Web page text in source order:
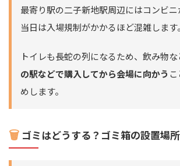
最寄り駅の二子新地駅周辺にはコンビニ
当日は入場規制がかかるほど混雑します。
トイレも長蛇の列になるため、飲み物
の駅などで購入してから会場に向かう
めします。
🗑️ ゴミはどうする？ゴミ箱の設置場